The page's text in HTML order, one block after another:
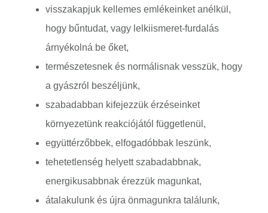
visszakapjuk kellemes emlékeinket anélkül,
hogy bűntudat, vagy lelkiismeret-furdalás
árnyékolná be őket,
természetesnek és normálisnak vesszük, hogy
a gyászról beszéljünk,
szabadabban kifejezzük érzéseinket
környezetünk reakciójától függetlenül,
együttérzőbbek, elfogadóbbak leszünk,
tehetetlenség helyett szabadabbnak,
energikusabbnak érezzük magunkat,
átalakulunk és újra önmagunkra találunk,